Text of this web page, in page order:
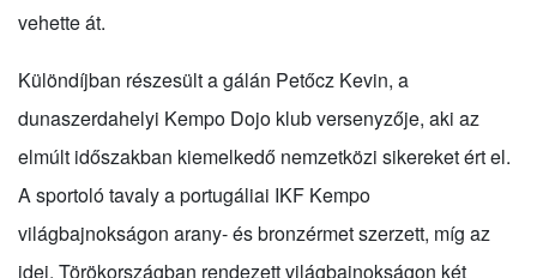
vehette át.
Különdíjban részesült a gálán Petőcz Kevin, a
dunaszerdahelyi Kempo Dojo klub versenyzője, aki az
elmúlt időszakban kiemelkedő nemzetközi sikereket ért el.
A sportoló tavaly a portugáliai IKF Kempo
világbajnokságon arany- és bronzérmet szerzett, míg az
idei, Törökországban rendezett világbajnokságon két